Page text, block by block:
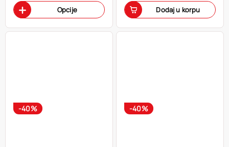
Opcije Dodaj u korpu
-40% -40%